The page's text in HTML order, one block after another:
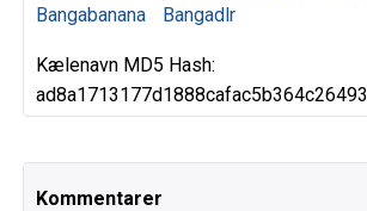
Bangabanana
Bangadlr
Kælenavn MD5 Hash:
ad8a1713177d1888cafac5b364c26493
Kommentarer